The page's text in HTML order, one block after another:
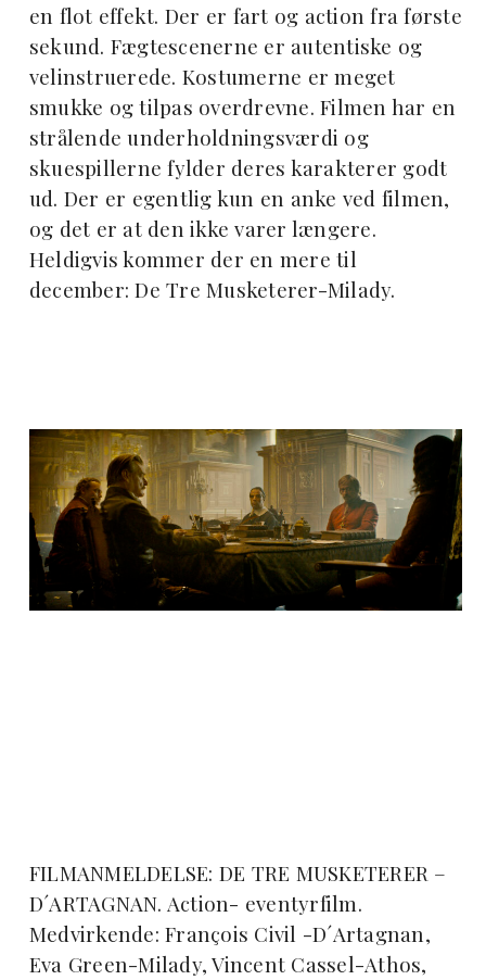
en flot effekt. Der er fart og action fra første
sekund. Fægtescenerne er autentiske og
velinstruerede. Kostumerne er meget
smukke og tilpas overdrevne. Filmen har en
strålende underholdningsværdi og
skuespillerne fylder deres karakterer godt
ud. Der er egentlig kun en anke ved filmen,
og det er at den ikke varer længere.
Heldigvis kommer der en mere til
december: De Tre Musketerer-Milady.
FILMANMELDELSE: DE TRE MUSKETERER –
D´ARTAGNAN. Action- eventyrfilm.
Medvirkende: François Civil -D´Artagnan,
Eva Green-Milady, Vincent Cassel-Athos,